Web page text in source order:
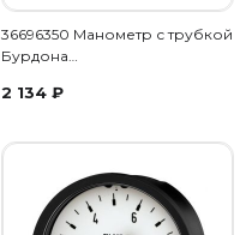
36696350 Манометр с трубкой
Бурдона…
2 134 ₽